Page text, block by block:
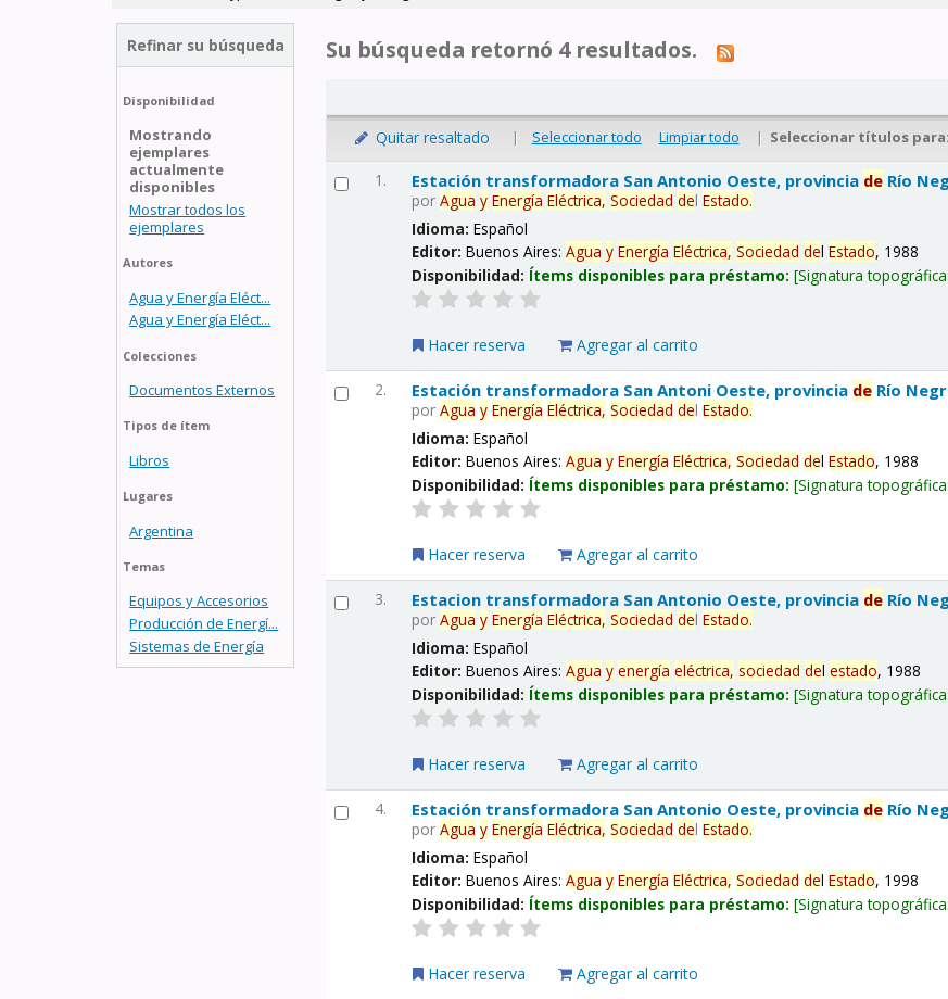
Refinar su búsqueda
Disponibilidad
Mostrando
ejemplares
actualmente
disponibles
Mostrar todos los
ejemplares
Autores
Agua y Energía Eléct...
Agua y Energía Eléct...
Colecciones
Documentos Externos
Tipos de ítem
Libros
Lugares
Argentina
Temas
Equipos y Accesorios
Producción de Energí...
Sistemas de Energía
Su búsqueda retornó 4 resultados.
Quitar resaltado | Seleccionar todo Limpiar todo | Seleccionar títulos para:
1. Estación transformadora San Antonio Oeste, provincia de Río
porAgua y Energía Eléctrica, Sociedad delEstado.
Idioma:Español
Editor:Buenos Aires:Agua y Energía Eléctrica, Sociedad delEstado, 1988
Disponibilidad: Ítems disponibles para préstamo: Signatura
Hacer reserva Agregar al carrito
2. Estación transformadora San Antoni Oeste, provincia de Río
porAgua y Energía Eléctrica, Sociedad delEstado.
Idioma:Español
Editor:Buenos Aires:Agua y Energía Eléctrica, Sociedad delEstado, 1988
Disponibilidad: Ítems disponibles para préstamo: Signatura
Hacer reserva Agregar al carrito
3. Estacion transformadora San Antonio Oeste, provincia de Río
porAgua y Energía Eléctrica, Sociedad delEstado.
Idioma:Español
Editor:Buenos Aires:Agua y energía eléctrica, sociedad delestado, 1988
Disponibilidad: Ítems disponibles para préstamo: Signatura
Hacer reserva Agregar al carrito
4. Estación transformadora San Antonio Oeste, provincia de Río
porAgua y Energía Eléctrica, Sociedad delEstado.
Idioma:Español
Editor:Buenos Aires:Agua y Energía Eléctrica, Sociedad delEstado, 1998
Disponibilidad: Ítems disponibles para préstamo: Signatura
Hacer reserva Agregar al carrito